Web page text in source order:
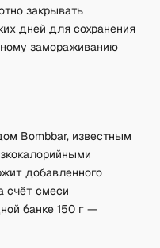
закрывать
дней для сохранения
замораживанию
Bombbar, известным
добавленного
счёт смеси
банке 150 г —